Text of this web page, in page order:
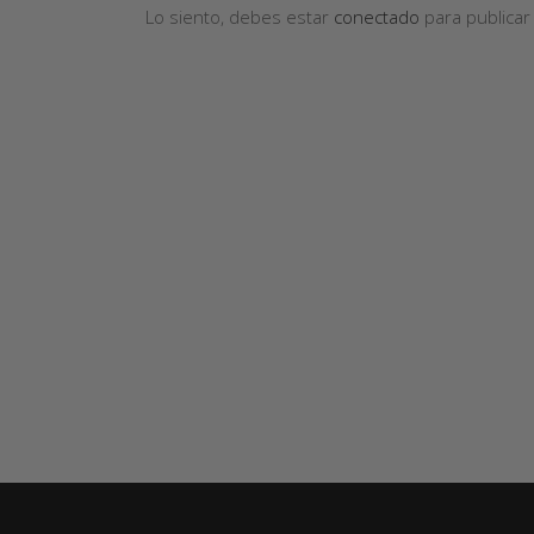
Lo siento, debes estar conectado para